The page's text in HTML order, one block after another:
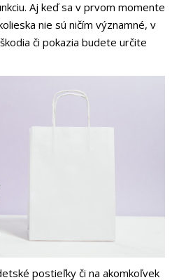
Aj keď sa v prvom momente
nie sú ničím významné, v
či pokazia budete určite
postieľky či na akomkoľvek